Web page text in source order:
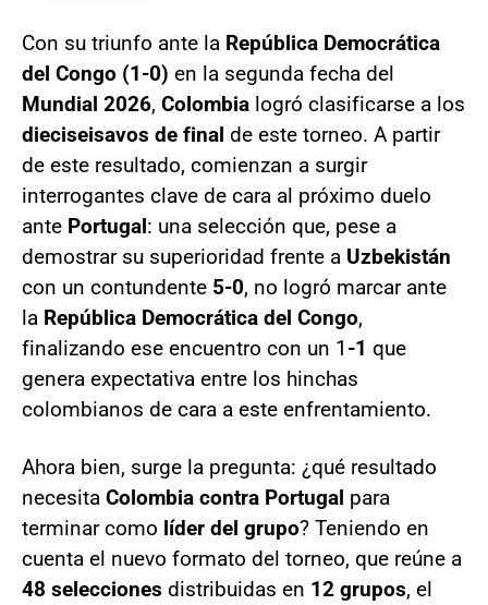
Con su triunfo ante la República Democrática
del Congo (1-0) en la segunda fecha del
Mundial 2026, Colombia logró clasificarse a los
dieciseisavos de final de este torneo. A partir
de este resultado, comienzan a surgir
interrogantes clave de cara al próximo duelo
ante Portugal: una selección que, pese a
demostrar su superioridad frente a Uzbekistán
con un contundente 5-0, no logró marcar ante
la República Democrática del Congo,
finalizando ese encuentro con un 1 -1 que
genera expectativa entre los hinchas
colombianos de cara a este enfrentamiento.
Ahora bien, surge la pregunta: ¿qué resultado
necesita Colombia contra Portugal para
terminar como líder del grupo? Teniendo en
cuenta el nuevo formato del torneo, que reúne a
48 selecciones distribuidas en 12 grupos, el